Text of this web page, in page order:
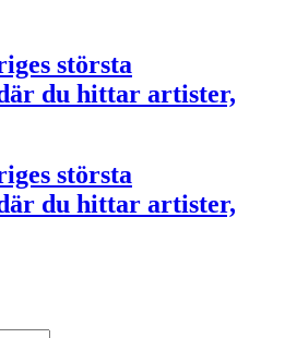
största
du hittar artister,
största
du hittar artister,